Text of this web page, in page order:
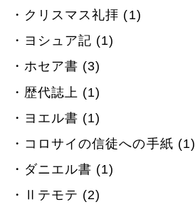
クリスマス礼拝 (1)
ヨシュア記 (1)
ホセア書 (3)
歴代誌上 (1)
ヨエル書 (1)
コロサイの信徒への手紙 (1)
ダニエル書 (1)
Ⅱテモテ (2)